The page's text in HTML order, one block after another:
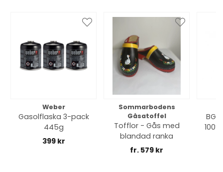
Weber
Gasolflaska 3-pack
445g
399 kr
Sommarbodens
Gåsatoffel
Tofflor - Gås med
blandad ranka
fr. 579 kr